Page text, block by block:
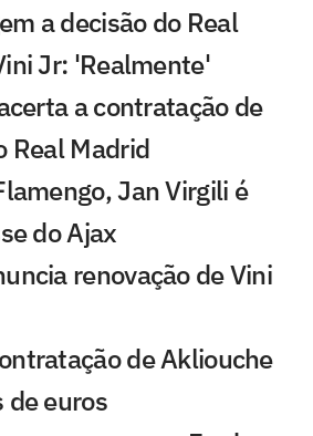
a decisão do Real
Jr: 'Realmente'
a contratação de
Real Madrid
Jan Virgili é
do Ajax
renovação de Vini
de Akliouche
de euros